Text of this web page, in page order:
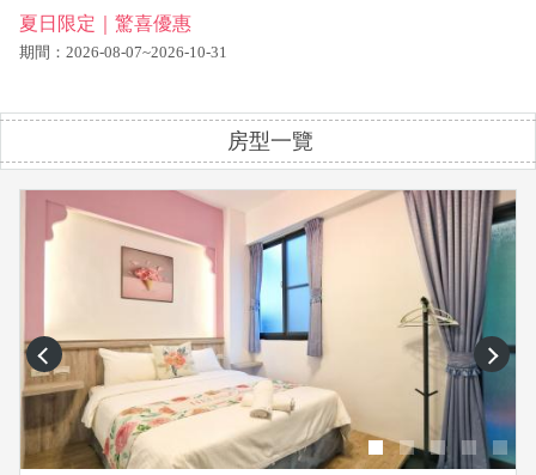
夏日限定｜驚喜優惠
期間：2026-08-07~2026-10-31
房型一覽
prev next